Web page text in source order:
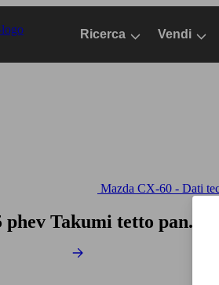
Ricerca Vendi
Mazda CX-60 - Dati
phev Takumi tetto pan.